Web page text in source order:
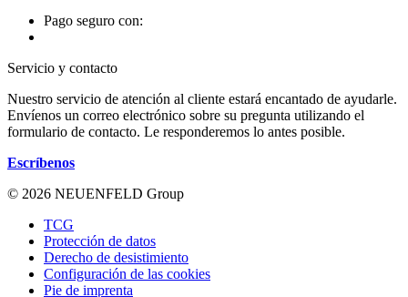
Pago seguro con:
Servicio y contacto
Nuestro servicio de atención al cliente estará encantado de ayudarle.
Envíenos un correo electrónico sobre su pregunta utilizando el
formulario de contacto. Le responderemos lo antes posible.
Escríbenos
© 2026 NEUENFELD Group
TCG
Protección de datos
Derecho de desistimiento
Configuración de las cookies
Pie de imprenta